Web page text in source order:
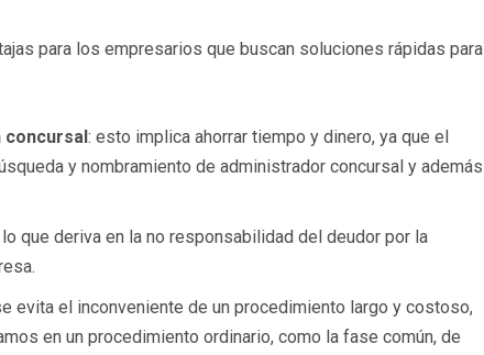
para los empresarios que buscan soluciones rápidas para
: esto implica ahorrar tiempo y dinero, ya que el
y nombramiento de administrador concursal y además
lo que deriva en la no responsabilidad del deudor por la
evita el inconveniente de un procedimiento largo y costoso,
en un procedimiento ordinario, como la fase común, de